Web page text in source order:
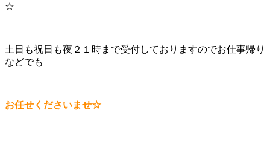
☆
土日も祝日も夜２１時まで受付しておりますのでお仕事帰り
などでも
お任せくださいませ☆